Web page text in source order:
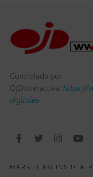
Controlado por
OJDinteractiva: https://
digitales
MARKETING INSIDER